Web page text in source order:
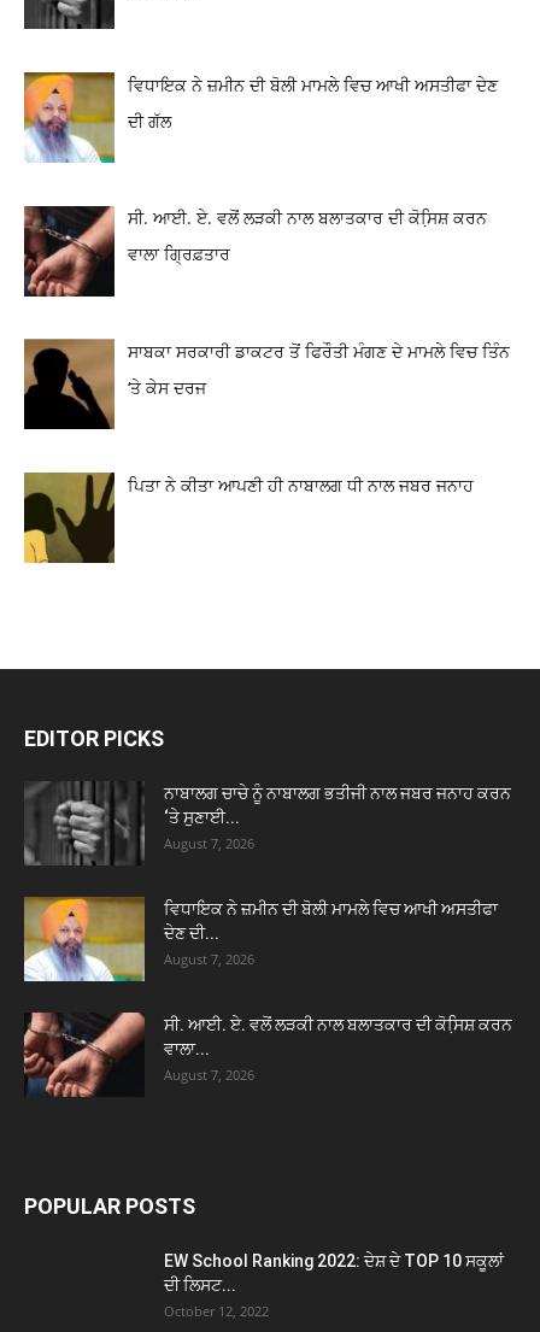
ਵਿਧਾਇਕ ਨੇ ਜ਼ਮੀਨ ਦੀ ਬੋਲੀ ਮਾਮਲੇ ਵਿਚ ਆਖੀ ਅਸਤੀਫਾ ਦੇਣ
ਦੀ ਗੱਲ
ਸੀ. ਆਈ. ਏ. ਵਲੋਂ ਲੜਕੀ ਨਾਲ ਬਲਾਤਕਾਰ ਦੀ ਕੋਸਿ਼ਸ਼ ਕਰਨ
ਵਾਲਾ ਗ੍ਰਿਫ਼ਤਾਰ
ਸਾਬਕਾ ਸਰਕਾਰੀ ਡਾਕਟਰ ਤੋਂ ਫਿਰੌਤੀ ਮੰਗਣ ਦੇ ਮਾਮਲੇ ਵਿਚ ਤਿੰਨ
‘ਤੇ ਕੇਸ ਦਰਜ
ਪਿਤਾ ਨੇ ਕੀਤਾ ਆਪਣੀ ਹੀ ਨਾਬਾਲਗ ਧੀ ਨਾਲ ਜਬਰ ਜਨਾਹ
EDITOR PICKS
ਨਾਬਾਲਗ ਚਾਚੇ ਨੂੰ ਨਾਬਾਲਗ ਭਤੀਜੀ ਨਾਲ ਜਬਰ ਜਨਾਹ ਕਰਨ
‘ਤੇ ਸੁਣਾਈ...
August 7, 2026
ਵਿਧਾਇਕ ਨੇ ਜ਼ਮੀਨ ਦੀ ਬੋਲੀ ਮਾਮਲੇ ਵਿਚ ਆਖੀ ਅਸਤੀਫਾ
ਦੇਣ ਦੀ...
August 7, 2026
ਸੀ. ਆਈ. ਏ. ਵਲੋਂ ਲੜਕੀ ਨਾਲ ਬਲਾਤਕਾਰ ਦੀ ਕੋਸਿ਼ਸ਼ ਕਰਨ
ਵਾਲਾ...
August 7, 2026
POPULAR POSTS
EW School Ranking 2022: ਦੇਸ਼ ਦੇ TOP 10 ਸਕੂਲਾਂ
ਦੀ ਲਿਸਟ...
October 12, 2022